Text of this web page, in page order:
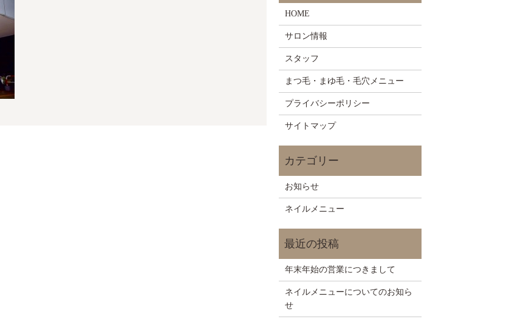
HOME
サロン情報
スタッフ
まつ毛・まゆ毛・毛穴メニュー
プライバシーポリシー
サイトマップ
お知らせ
ネイルメニュー
年末年始の営業につきまして
ネイルメニューについてのお知ら
せ